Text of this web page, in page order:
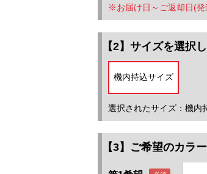
※お届け日～ご返却日(発
サイズを選択
機内持込サイズ
選択されたサイズ：機内
【3】ご希望のカラ